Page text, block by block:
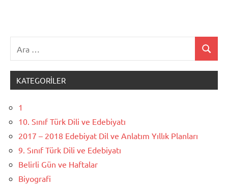
Ara
KATEGORILER
1
10. Sınıf Türk Dili ve Edebiyatı
2017 – 2018 Edebiyat Dil ve Anlatım Yıllık Planları
9. Sınıf Türk Dili ve Edebiyatı
Belirli Gün ve Haftalar
Biyografi